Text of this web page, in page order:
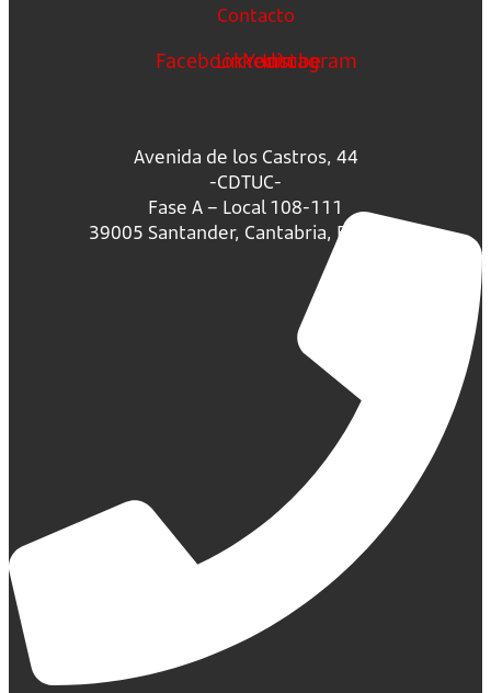
Contacto
FacebookLinkedin
Youtube
Instagram
Avenida de los Castros, 44
-CDTUC-
Fase A – Local 108-111
39005 Santander, Cantabria, España.